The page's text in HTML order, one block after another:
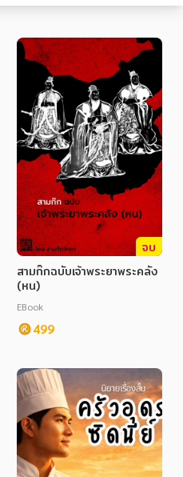
ยม หนังสือเช่า
อีบุ๊กอ่านฟรี
ศาสนาและปรัชญา
จบ
สามก๊กฉบับเจ้าพระยาพระคลัง
(หน)
EBook
499